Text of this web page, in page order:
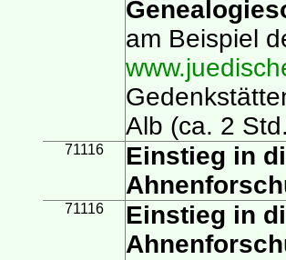
am Beispiel
Alb (ca. 2
71116
Einstieg in
71116
Einstieg in